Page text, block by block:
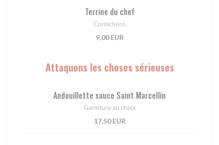
Terrine du chef
Cornichons
9,00 EUR
Attaquons les choses sérieuses
Andouillette sauce Saint Marcellin
Garniture au choix
17,50 EUR